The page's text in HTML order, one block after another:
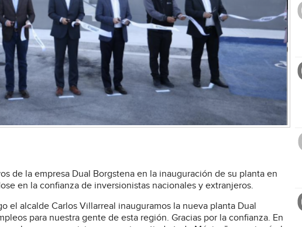
de la empresa Dual Borgstena en la inauguración de su planta en
en la confianza de inversionistas nacionales y extranjeros.
el alcalde Carlos Villarreal inauguramos la nueva planta Dual
para nuestra gente de esta región. Gracias por la confianza. En